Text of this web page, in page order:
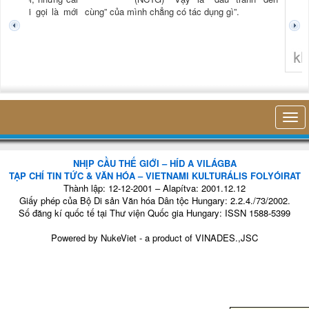
mới gọi là mới cùng” của mình chẳng có tác dụng gì”.
NHỊP CẦU THẾ GIỚI – HÍD A VILÁGBA
TẠP CHÍ TIN TỨC & VĂN HÓA – VIETNAMI KULTURÁLIS FOLYÓIRAT
Thành lập: 12-12-2001 – Alapítva: 2001.12.12
Giấy phép của Bộ Di sản Văn hóa Dân tộc Hungary: 2.2.4./73/2002.
Số đăng kí quốc tế tại Thư viện Quốc gia Hungary: ISSN 1588-5399
Powered by NukeViet - a product of VINADES.,JSC